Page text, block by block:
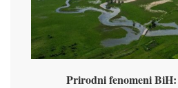
Prirodni fenomeni